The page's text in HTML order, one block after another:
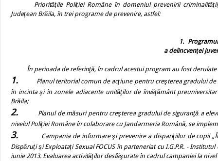
Priorităţile Poliţiei Române în domeniul prevenirii
Judeţean Brăila, în trei programe de prevenire, astfel:
1.
a delincvenţei
În perioada de referinţă, în cadrul acestui program au fost derulate
1.
Planul teritorial comun de acţiune pentru creşterea gradului
în incinta şi în zonele adiacente unităţilor de învăţământ
Brăila;
2. Planul de măsuripentru creşterea gradului de siguranţă a
nivelul Poliţiei Române în colaborare cu Jandarmeria Română, se
3.
Campania de informare şi prevenire a dispariţiilor de copii
Dispăruţi şi Exploataţi Sexual FOCUS în parteneriat cu I.G.P.R. -
iunie 2013. Evaluarea activităţilor desfăşurate în cadrul campaniei la